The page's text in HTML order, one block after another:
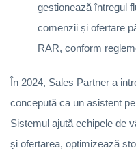
gestionează întregul
comenzii și ofertare
RAR, conform
În 2024, Sales Partner a
concepută ca un asistent
Sistemul ajută echipele de
și ofertarea, optimizează